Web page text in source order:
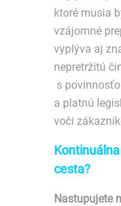
ktoré musia
vzájomné
vyplýva aj
nepretržitú
s
a platnú
voči
cesta?
Nastupujete